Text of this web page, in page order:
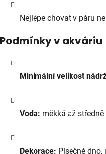
Nejlépe chovat v páru
Podmínky v akváriu
Minimální velikost
Voda: měkká až
Dekorace: Písečné dno,